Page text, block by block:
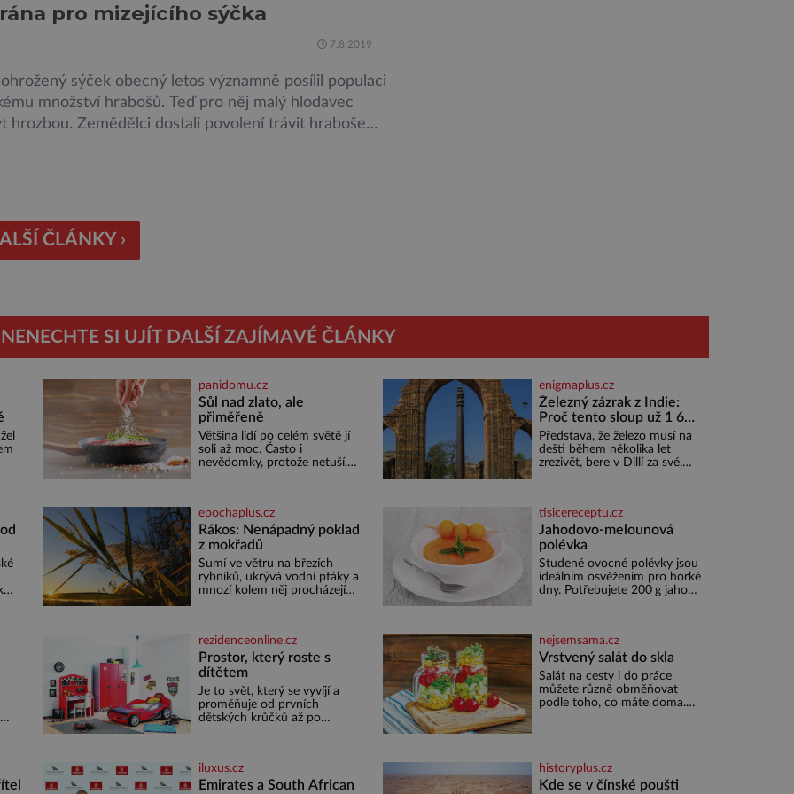
na světě. Skutečně nepřehání? Pokud se podrobněji
pro mizejícího sýčka
7.8.2019
sýček obecný letos významně posílil populaci
množství hrabošů. Teď pro něj malý hlodavec
hrozbou. Zemědělci dostali povolení trávit hraboše
Ústředního kontrolního a zkušebního ústavu
[…]
ČLÁNKY ›
NENECHTE SI UJÍT DALŠÍ ZAJÍMAVÉ ČLÁNKY
panidomu.cz
Sůl nad zlato, ale
přiměřeně
Většina lidí po celém světě jí
soli až moc. Často i
nevědomky, protože netuší,
sladkých. Sůl je zdravá Ale
v ani ne třetinovém množství,
než je pro většinu populace
běžné. Její základní složky–
sodík a chlór – jsou zásadní
pro správné hospodaření
enigmaplus.cz
Železný zázrak z Indie:
Proč tento sloup už 1 600
let nezná rez?
Představa, že železo musí na
dešti během několika let
zrezivět, bere v Dillí za své.
přibližně 1 600 let odolává
počasí
epochaplus.cz
Rákos: Nenápadný poklad
z mokřadů
Šumí ve větru na březích
rybníků, ukrývá vodní ptáky a
mnozí kolem něj procházejí
texty a inspiroval řadu
pověstí. Tato skromná, ale
užitečná rostlina provází
člověka už tisíce let. Většina
lidí vnímá rákos jen jako
obyčejnou kulisu letního
koupání. Stačí se však podívat
tisicereceptu.cz
Jahodovo-melounová
polévka
Studené ovocné polévky jsou
ideálním osvěžením pro horké
dny. Potřebujete 200 g jahod
medu 200 g zakysané sm
rezidenceonline.cz
Prostor, který roste s
dítětem
Je to svět, který se vyvíjí a
proměňuje od prvních
dětských krůčků až po
odpočinek a reaguje na
každou etapu života a
nejsemsama.cz
Vrstvený salát do skla
Salát na cesty i do práce
můžete různě obměňovat
podle toho, co máte doma.
nebo jiného salátu (římský
salát, polníček…) ✿ 1 malá
iluxus.cz
Emirates a South African
historyplus.cz
Kde se v čínské poušti